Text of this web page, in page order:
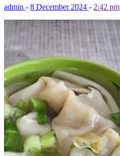
admin - 8 December 2024 - 2:42 pm